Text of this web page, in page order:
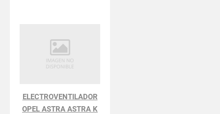
ELECTROVENTILADOR
OPEL ASTRA ASTRA K